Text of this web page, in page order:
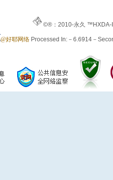
©®：2010-永久
@好耶网络 Processed In:－6.6914－